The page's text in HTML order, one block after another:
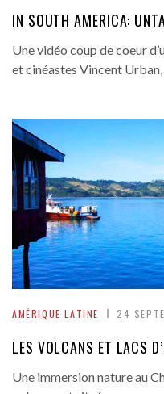
IN SOUTH AMERICA:
Une vidéo coup de coeur
et cinéastes Vincent Urban,
AMÉRIQUE LATINE 24
LES VOLCANS ET LACS
Une immersion nature au